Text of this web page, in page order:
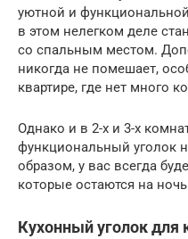
уютной и
в этом нелегком деле
со спальным местом.
никогда не помешает,
квартире, где нет много
Однако и в 2-х и 3-х
функциональный уголок
образом, у вас всегда
которые остаются на
Кухонный уголок для